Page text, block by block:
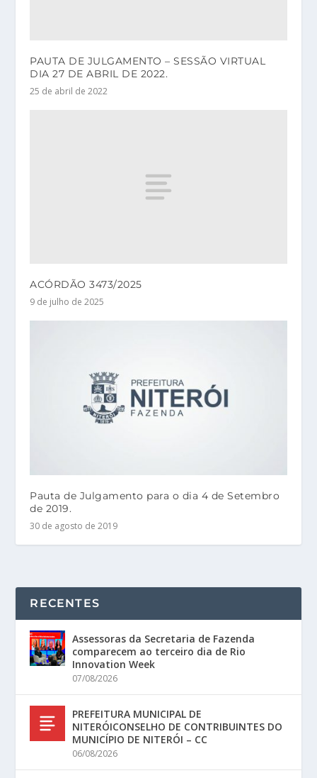
PAUTA DE JULGAMENTO – SESSÃO VIRTUAL
DIA 27 DE ABRIL DE 2022.
25 de abril de 2022
ACÓRDÃO 3473/2025
9 de julho de 2025
Pauta de Julgamento para o dia 4 de Setembro
de 2019.
30 de agosto de 2019
RECENTES
Assessoras da Secretaria de Fazenda
comparecem ao terceiro dia de Rio
Innovation Week
07/08/2026
PREFEITURA MUNICIPAL DE
NITERÓICONSELHO DE CONTRIBUINTES DO
MUNICÍPIO DE NITERÓI – CC
06/08/2026